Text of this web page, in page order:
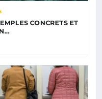
CONCRETS ET